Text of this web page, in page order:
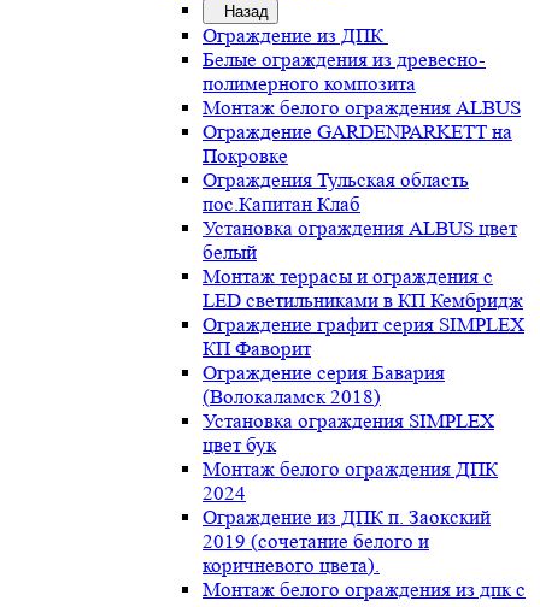
Назад
Ограждение из ДПК
Белые ограждения из древесно-
полимерного композита
Монтаж белого ограждения ALBUS
Ограждение GARDENPARKETT на
Покровке
Ограждения Тульская область
пос.Капитан Клаб
Установка ограждения ALBUS цвет
белый
Монтаж террасы и ограждения с
LED светильниками в КП Кембридж
Ограждение графит серия SIMPLEX
КП Фаворит
Ограждение серия Бавария
(Волокаламск 2018)
Установка ограждения SIMPLEX
цвет бук
Монтаж белого ограждения ДПК
2024
Ограждение из ДПК п. Заокский
2019 (сочетание белого и
коричневого цвета).
Монтаж белого ограждения из дпк с